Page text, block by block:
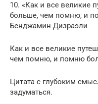
10. «Как и все великие
больше, чем помню, и
Бенджамин Дизраэли
Как и все великие
чем помню, и помню
Цитата с глубоким
задуматься.